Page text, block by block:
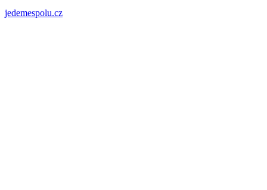
jedemespolu.cz